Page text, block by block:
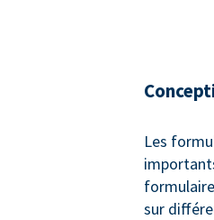
Les
sur